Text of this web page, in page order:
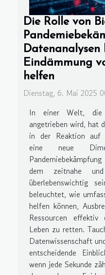
Die Rolle von
Datenanalysen
Eindämmung
helfen
Dienstag, 6. Mai 2025
In einer Welt, die
angetrieben wird, hat
in der Reaktion auf
eine neue
dem zeitnahe
überlebenswichtig
beleuchtet, wie
helfen können,
Ressourcen
Leben zu retten.
Datenwissenschaft
entscheidende
wenn jede Sekunde